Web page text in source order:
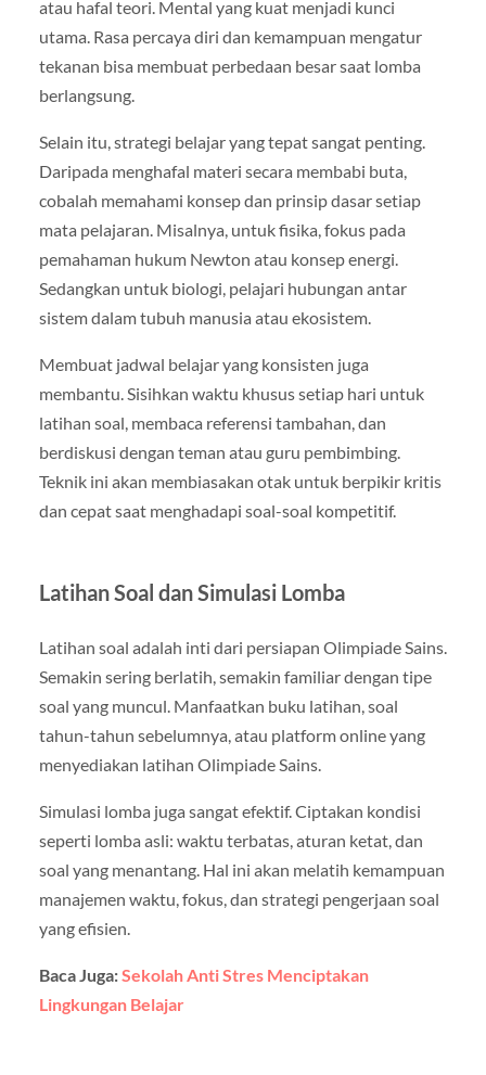
atau hafal teori. Mental yang kuat menjadi kunci
utama. Rasa percaya diri dan kemampuan mengatur
tekanan bisa membuat perbedaan besar saat lomba
berlangsung.
Selain itu, strategi belajar yang tepat sangat penting.
Daripada menghafal materi secara membabi buta,
cobalah memahami konsep dan prinsip dasar setiap
mata pelajaran. Misalnya, untuk fisika, fokus pada
pemahaman hukum Newton atau konsep energi.
Sedangkan untuk biologi, pelajari hubungan antar
sistem dalam tubuh manusia atau ekosistem.
Membuat jadwal belajar yang konsisten juga
membantu. Sisihkan waktu khusus setiap hari untuk
latihan soal, membaca referensi tambahan, dan
berdiskusi dengan teman atau guru pembimbing.
Teknik ini akan membiasakan otak untuk berpikir kritis
dan cepat saat menghadapi soal-soal kompetitif.
Latihan Soal dan Simulasi Lomba
Latihan soal adalah inti dari persiapan Olimpiade Sains.
Semakin sering berlatih, semakin familiar dengan tipe
soal yang muncul. Manfaatkan buku latihan, soal
tahun-tahun sebelumnya, atau platform online yang
menyediakan latihan Olimpiade Sains.
Simulasi lomba juga sangat efektif. Ciptakan kondisi
seperti lomba asli: waktu terbatas, aturan ketat, dan
soal yang menantang. Hal ini akan melatih kemampuan
manajemen waktu, fokus, dan strategi pengerjaan soal
yang efisien.
Baca Juga:Sekolah Anti Stres Menciptakan
Lingkungan Belajar